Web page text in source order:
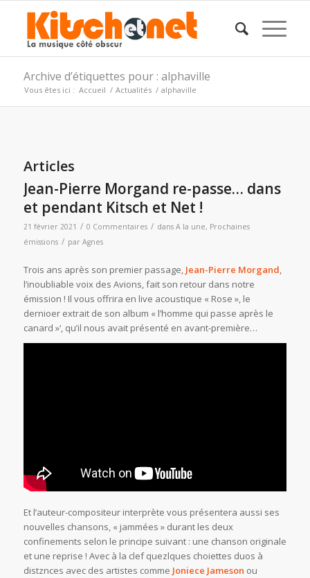
Archive d’étiquettes pour : alphaville
Vous êtes ici : Accueil / Actualités / alphaville
Articles
Jean-Pierre Morgand re-passe… dans
et pendant Kitsch et Net !
21 février 2021 / 0 Commentaires / dans A la une, Prochaines
émissions / par Agnes
Trois ans après son premier passage, Jean-Pierre Morgand,
l’inoubliable voix des Avions, fait son retour dans notre
émission ! Il vous offrira en live acoustique « Rose », le
dernioer extrait de son album « l’homme qui passe après le
canard »‘, qu’il nous avait présenté en avant-première…
Et l’auteur-compositeur interprète vous présentera aussi ses
nouvelles chansons, « jammées » durant les deux
confinements selon le principe suivant : une chanson originale
et une reprise ! Avec à la clef quezlques choiettes duos à
distznces avec des artistes comme Joniece Jameson ou